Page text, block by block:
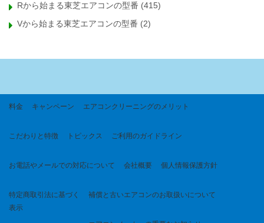
Rから始まる東芝エアコンの型番 (415)
Vから始まる東芝エアコンの型番 (2)
料金 キャンペーン エアコンクリーニングのメリット
こだわりと特徴 トピックス ご利用のガイドライン
お電話やメールでの対応について 会社概要 個人情報保護方針
特定商取引法に基づく
表示
補償と古いエアコンのお取扱いについて